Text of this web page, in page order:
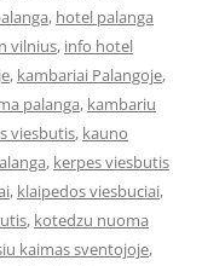
, hotel palanga
vilnius, info hotel
, kambariai Palangoje,
palanga, kambariu
viesbutis, kauno
, kerpes viesbutis
, klaipedos viesbuciai,
, kotedzu nuoma
kaimas sventojoje,